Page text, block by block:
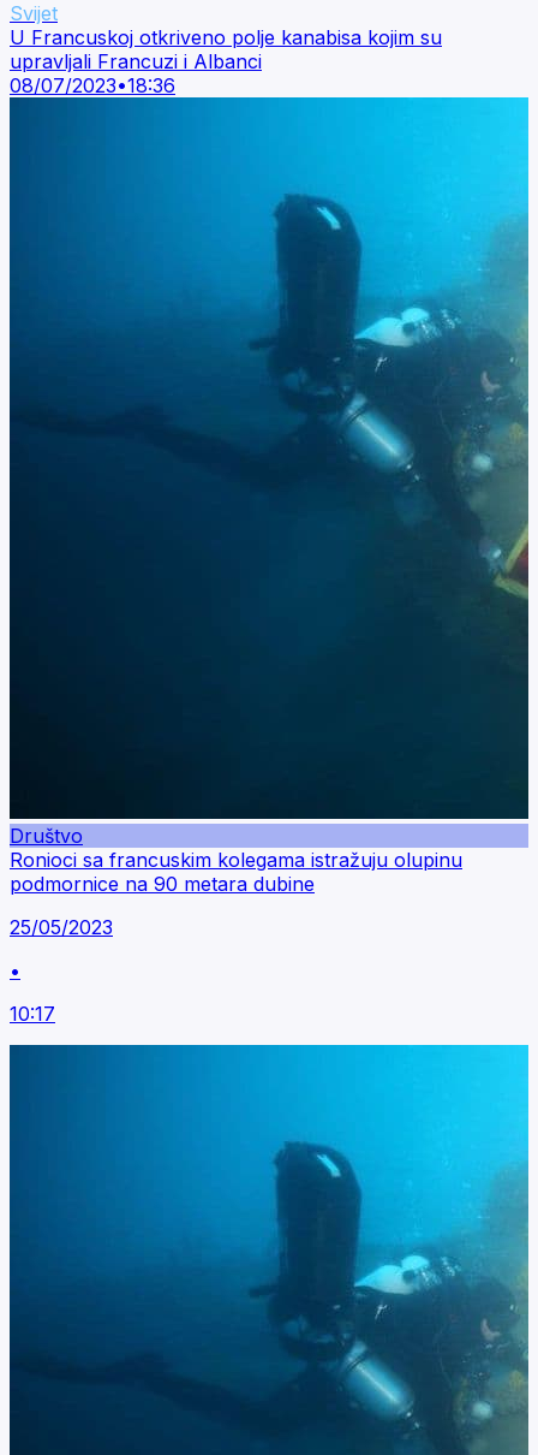
Svijet
U Francuskoj otkriveno polje kanabisa kojim su
upravljali Francuzi i Albanci
08/07/2023•18:36
Društvo
Ronioci sa francuskim kolegama istražuju olupinu
podmornice na 90 metara dubine
25/05/2023
•
10:17